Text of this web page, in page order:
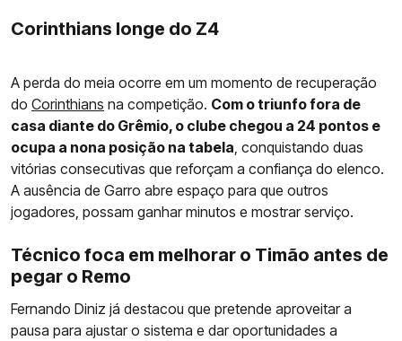
Corinthians longe do Z4
A perda do meia ocorre em um momento de recuperação
do Corinthians na competição. Com o triunfo fora de
casa diante do Grêmio, o clube chegou a 24 pontos e
ocupa a nona posição na tabela , conquistando duas
vitórias consecutivas que reforçam a confiança do elenco.
A ausência de Garro abre espaço para que outros
jogadores, possam ganhar minutos e mostrar serviço.
Técnico foca em melhorar o Timão antes de
pegar o Remo
Fernando Diniz já destacou que pretende aproveitar a
pausa para ajustar o sistema e dar oportunidades a